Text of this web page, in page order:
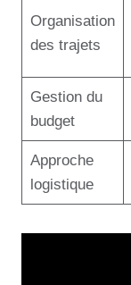
Organisation
des trajets
Gestion du
budget
Approche
logistique